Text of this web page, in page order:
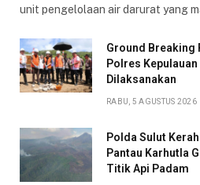
unit pengelolaan air darurat yang
Ground Breaking
Polres
Dilaksanakan
RABU, 5 AGUSTUS 2026
Polda Sulut
Pantau Karhutla
Titik Api Padam